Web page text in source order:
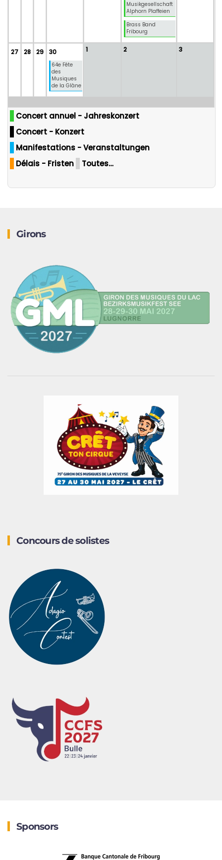
Musikgesellschaft
Alphorn Plaffeien
Brass Band
Fribourg
27 28 29 30
64e Fête
des
Musiques
de la Glâne
1 2 3
Concert annuel - Jahreskonzert
Concert - Konzert
Manifestations - Veranstaltungen
Délais - Fristen
Toutes…
Girons
Concours de solistes
Sponsors